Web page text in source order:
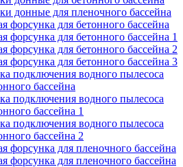
донные для пленочного бассейна
форсунка для бетонного бассейна
форсунка для бетонного бассейна 1
форсунка для бетонного бассейна 2
форсунка для бетонного бассейна 3
подключения водного пылесоса
бассейна
подключения водного пылесоса
бассейна 1
подключения водного пылесоса
бассейна 2
форсунка для пленочного бассейна
форсунка для пленочного бассейна